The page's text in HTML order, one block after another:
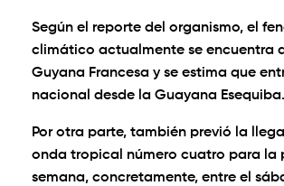
Según el reporte del organismo, el
climático actualmente se encuentra
Guyana Francesa y se estima que
nacional desde la Guayana Esequiba.
Por otra parte, también previó la
onda tropical número cuatro para la
semana, concretamente, entre el